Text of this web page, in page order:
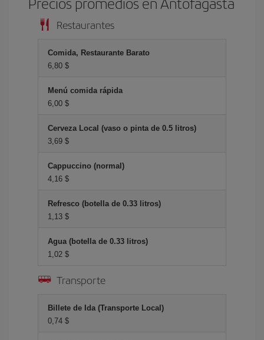
Restaurantes
Comida, Restaurante Barato
6,80 $
Menú comida rápida
6,00 $
Cerveza Local (vaso o pinta de 0.5 litros)
3,69 $
Cappuccino (normal)
4,16 $
Refresco (botella de 0.33 litros)
1,13 $
Agua (botella de 0.33 litros)
1,02 $
Transporte
Billete de Ida (Transporte Local)
0,74 $